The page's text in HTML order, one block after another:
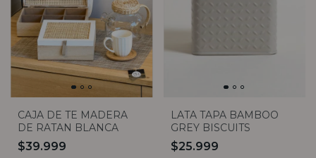
CAJA DE TE MADERA
DE RATAN BLANCA
$39.999
LATA TAPA BAMBOO
GREY BISCUITS
$25.999